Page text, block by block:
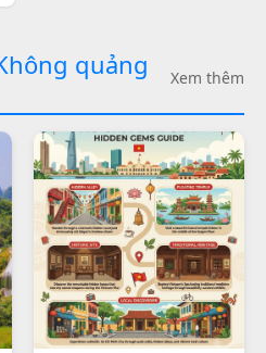
quảng
Xem thêm